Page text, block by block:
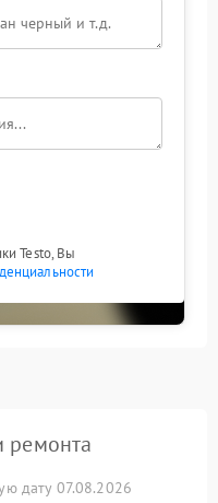
Testo, Вы
ремонта
дату 07.08.2026